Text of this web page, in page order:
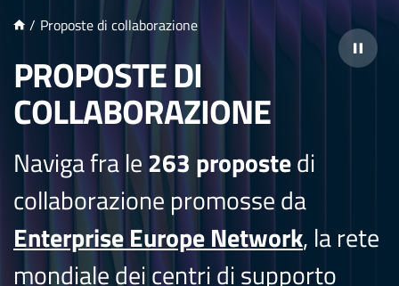
/ Proposte di collaborazione
PROPOSTE DI
COLLABORAZIONE
Naviga fra le263 propostedi
collaborazione promosse da
Enterprise Europe Network, la rete
mondiale dei centri di supporto